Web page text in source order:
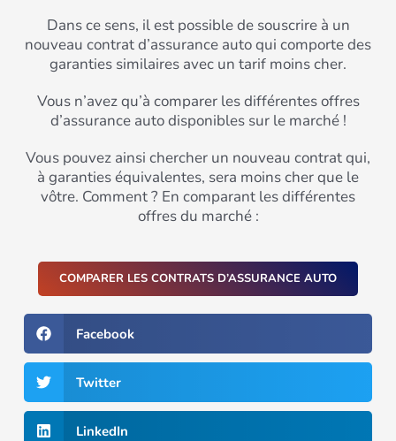
Dans ce sens, il est possible de souscrire à un
nouveau contrat d’assurance auto qui comporte des
garanties similaires avec un tarif moins cher.
Vous n’avez qu’à comparer les différentes offres
d’assurance auto disponibles sur le marché !
Vous pouvez ainsi chercher un nouveau contrat qui,
à garanties équivalentes, sera moins cher que le
vôtre. Comment ? En comparant les différentes
offres du marché :
COMPARER LES CONTRATS D’ASSURANCE AUTO
Facebook
Twitter
LinkedIn